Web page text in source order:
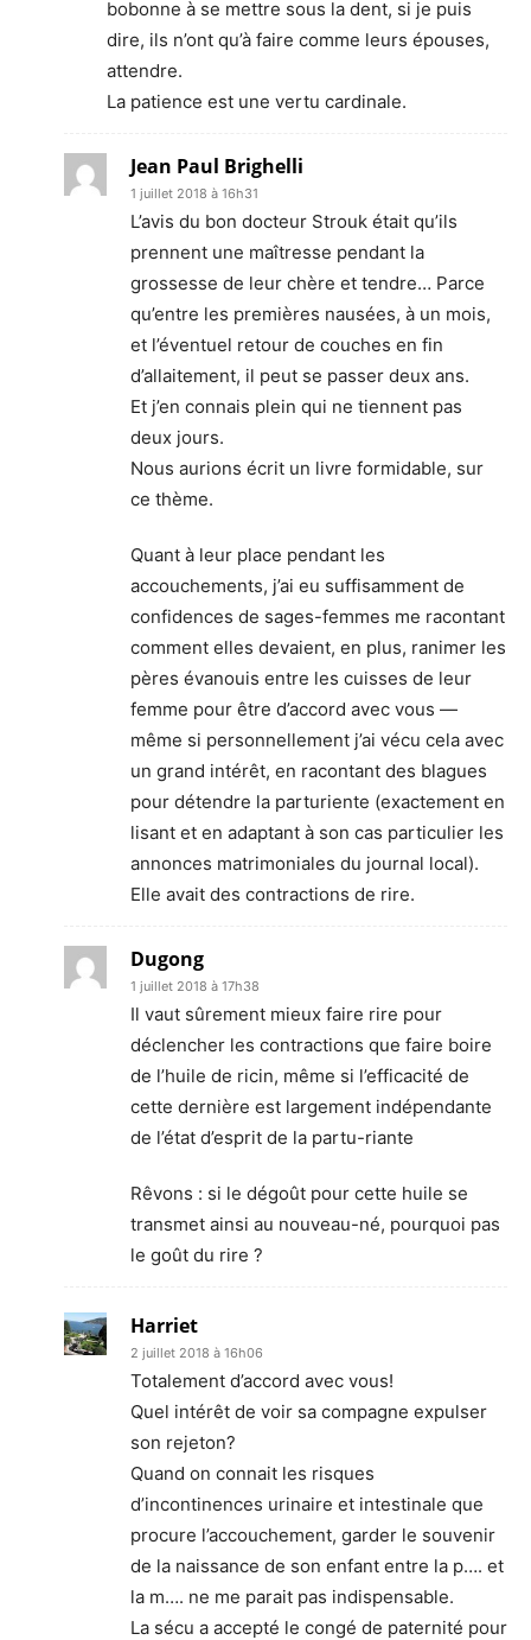
bobonne à se mettre sous la dent, si je puis
dire, ils n’ont qu’à faire comme leurs épouses,
attendre.
La patience est une vertu cardinale.
Jean Paul Brighelli
1 juillet 2018 à 16h31
L’avis du bon docteur Strouk était qu’ils
prennent une maîtresse pendant la
grossesse de leur chère et tendre… Parce
qu’entre les premières nausées, à un mois,
et l’éventuel retour de couches en fin
d’allaitement, il peut se passer deux ans.
Et j’en connais plein qui ne tiennent pas
deux jours.
Nous aurions écrit un livre formidable, sur
ce thème.
Quant à leur place pendant les
accouchements, j’ai eu suffisamment de
confidences de sages-femmes me racontant
comment elles devaient, en plus, ranimer les
pères évanouis entre les cuisses de leur
femme pour être d’accord avec vous —
même si personnellement j’ai vécu cela avec
un grand intérêt, en racontant des blagues
pour détendre la parturiente (exactement en
lisant et en adaptant à son cas particulier les
annonces matrimoniales du journal local).
Elle avait des contractions de rire.
Dugong
1 juillet 2018 à 17h38
Il vaut sûrement mieux faire rire pour
déclencher les contractions que faire boire
de l’huile de ricin, même si l’efficacité de
cette dernière est largement indépendante
de l’état d’esprit de la partu-riante
Rêvons : si le dégoût pour cette huile se
transmet ainsi au nouveau-né, pourquoi pas
le goût du rire ?
Harriet
2 juillet 2018 à 16h06
Totalement d’accord avec vous!
Quel intérêt de voir sa compagne expulser
son rejeton?
Quand on connait les risques
d’incontinences urinaire et intestinale que
procure l’accouchement, garder le souvenir
de la naissance de son enfant entre la p…. et
la m…. ne me parait pas indispensable.
La sécu a accepté le congé de paternité pour